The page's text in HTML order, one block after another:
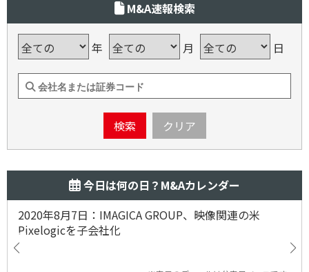
M&A速報検索
年 月 日
検索 クリア
今日は何の日？M&Aカレンダー
2020年8月7日：IMAGICA GROUP、映像関連の米
Pixelogicを子会社化